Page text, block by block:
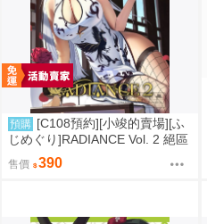
預購 [C108預約][小竣的賣場][ふ
じめぐり]RADIANCE Vol. 2 絕區
零 同人誌id=3755087
售價 390